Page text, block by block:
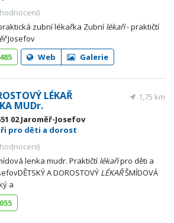
hodnocení)
zubní lékařka Zubní lékaři- praktičtí
Josefov
Web Galerie
LÉKAŘ
MUDr.
02 Jaroměř-Josefov
pro děti a dorost
hodnocení)
1,75 km
lenka mudr. Praktičtí lékařipro děti a
A DOROSTOVÝ LÉKAŘŠMÍDOVÁ
a